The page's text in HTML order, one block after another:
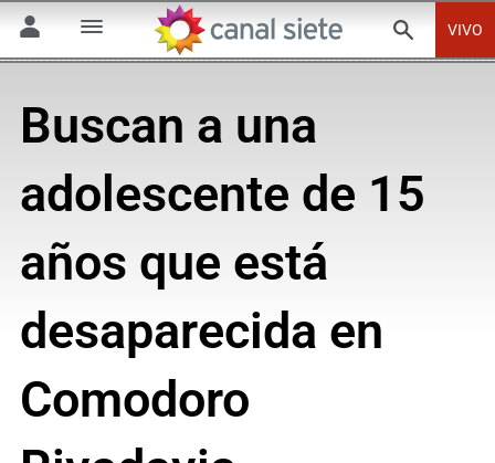
VIVO
Buscan a una
adolescente de 15
años que está
desaparecida en
Comodoro